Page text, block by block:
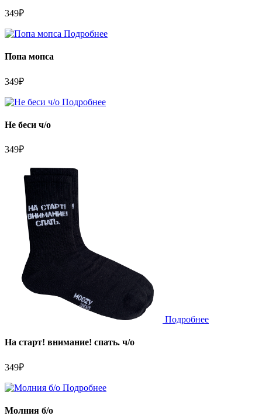
349₽
Подробнее
Попа мопса
349₽
Подробнее
Не беси ч/о
349₽
Подробнее
На старт! внимание! спать. ч/о
349₽
Подробнее
Молния б/о